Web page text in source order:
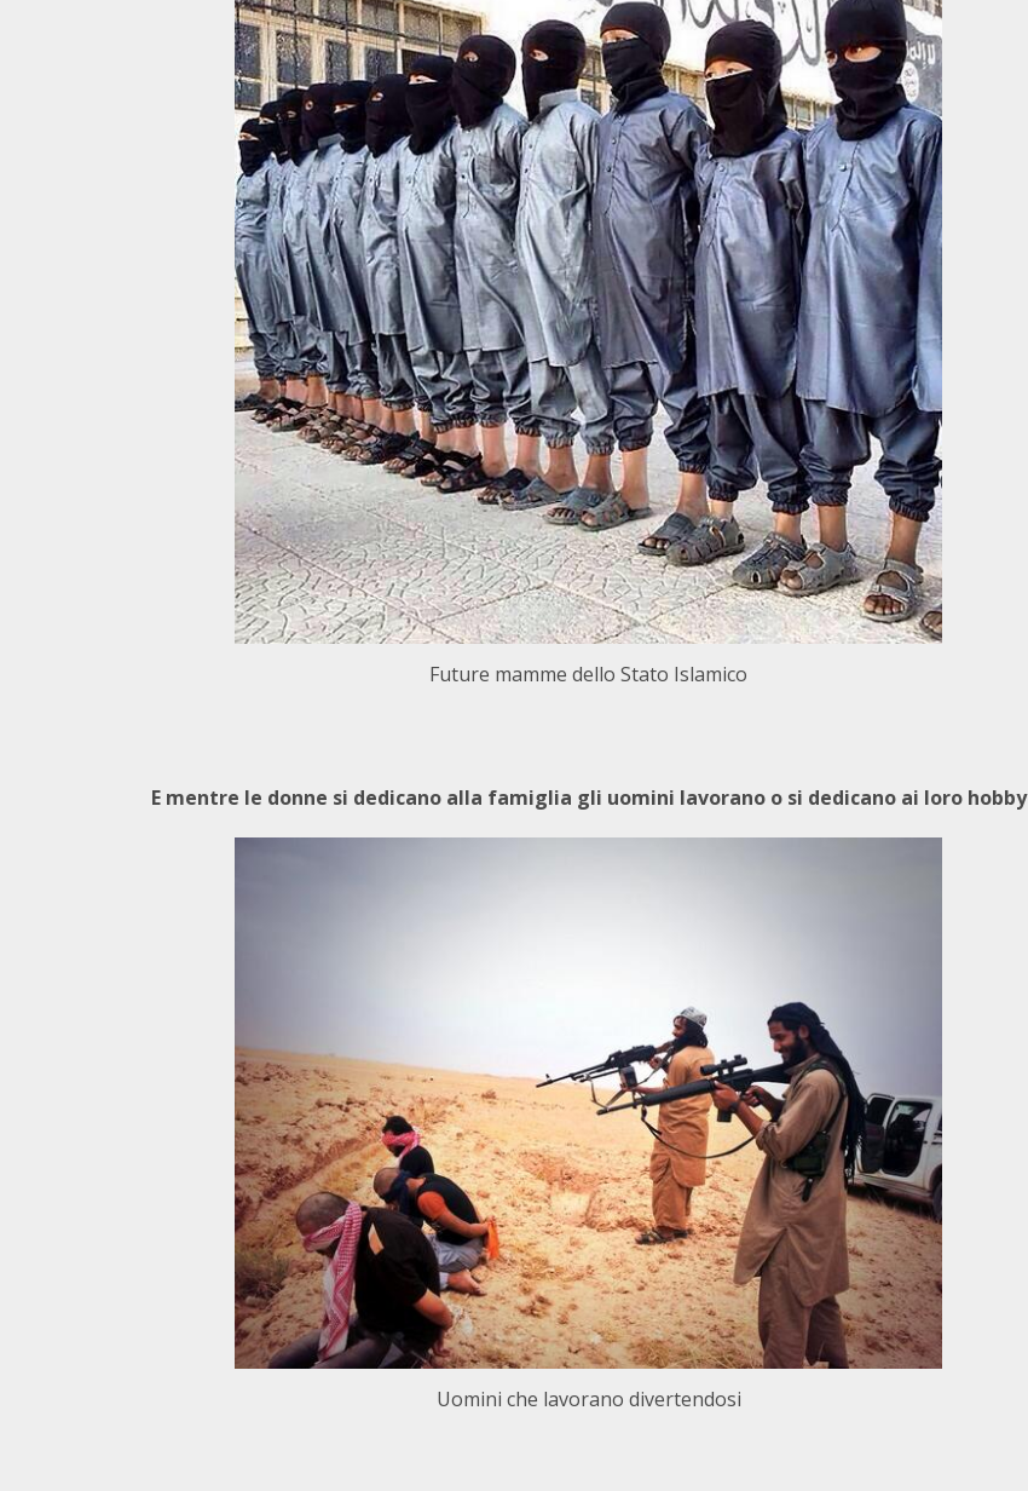
Future mamme dello Stato Islamico
E mentre le donne si dedicano alla famiglia gli uomini lavorano o si dedicano ai loro hobby
Uomini che lavorano divertendosi